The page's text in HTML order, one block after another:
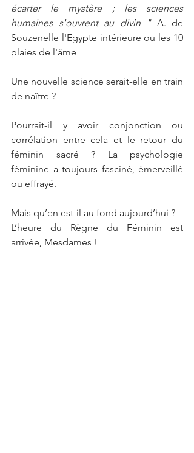
écarter le mystère ; les sciences
humaines s'ouvrent au divin " A. de
Souzenelle l'Egypte intérieure ou les 10
plaies de l'âme
Une nouvelle science serait-elle en train
de naître ?
Pourrait-il y avoir conjonction ou
corrélation entre cela et le retour du
féminin sacré ? La psychologie
féminine a toujours fasciné, émerveillé
ou effrayé.
Mais qu’en est-il au fond aujourd’hui ?
L’heure du Règne du Féminin est
arrivée, Mesdames !